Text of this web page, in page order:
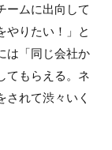
ームに出向して
やりたい！」と
は「同じ会社か
てもらえる。ネ
されて渋々いく